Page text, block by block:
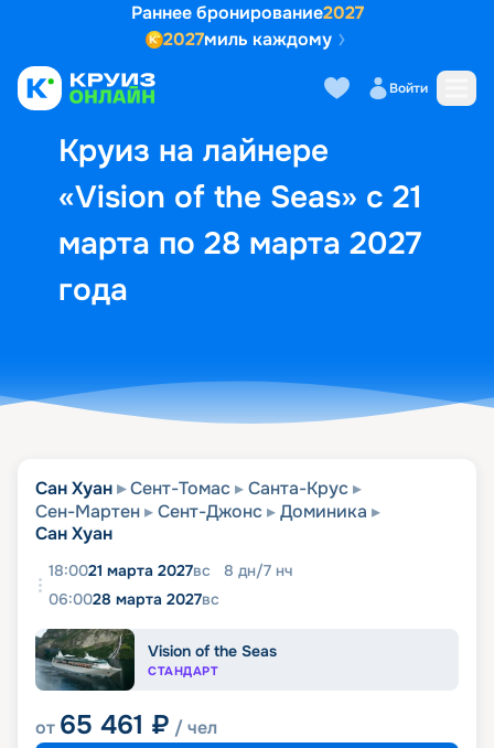
Раннее бронирование2027
2027миль каждому
Войти
Круиз на лайнере
«Vision of the Seas» с 21
марта по 28 марта 2027
года
Выбор кают Маршрут и
Сан Хуан Сент-Томас
Санта-Крус
Сен-Мартен
Сент-Джонс
Доминика
Сан Хуан
18:0021 марта 2027вс 8 дн/7 нч
06:0028 марта 2027вс
Vision of the Seas
СТАНДАРТ
от 65 461 ₽ / чел